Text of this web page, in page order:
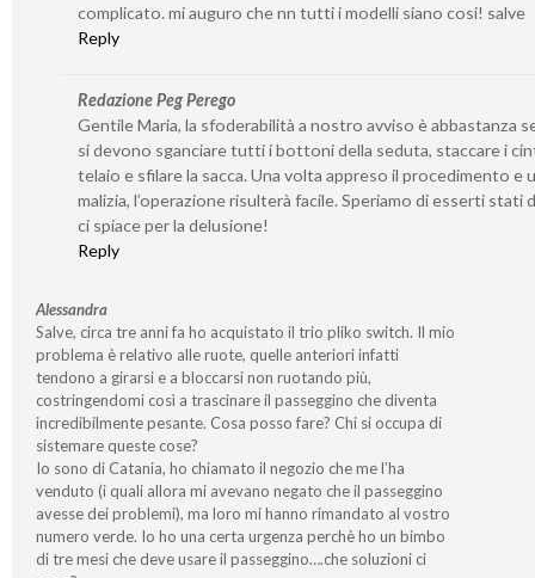
complicato. mi auguro che nn tutti i modelli siano cosi! salve
Reply
Redazione Peg Perego
Gentile Maria, la sfoderabilità a nostro avviso è abbastanza
si devono sganciare tutti i bottoni della seduta, staccare i
telaio e sfilare la sacca. Una volta appreso il procedimento e
malizia, l’operazione risulterà facile. Speriamo di esserti stati
ci spiace per la delusione!
Reply
Alessandra
Salve, circa tre anni fa ho acquistato il trio pliko switch. Il mio
problema è relativo alle ruote, quelle anteriori infatti
tendono a girarsi e a bloccarsi non ruotando più,
costringendomi così a trascinare il passeggino che diventa
incredibilmente pesante. Cosa posso fare? Chi si occupa di
sistemare queste cose?
Io sono di Catania, ho chiamato il negozio che me l’ha
venduto (i quali allora mi avevano negato che il passeggino
avesse dei problemi), ma loro mi hanno rimandato al vostro
numero verde. Io ho una certa urgenza perchè ho un bimbo
di tre mesi che deve usare il passeggino….che soluzioni ci